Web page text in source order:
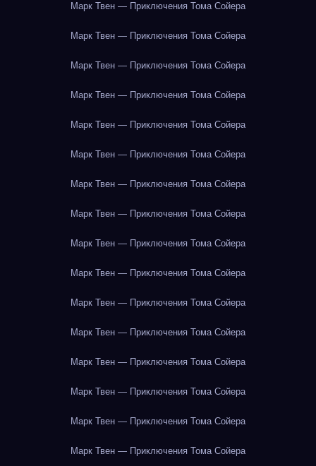
Марк Твен — Приключения Тома Сойера
Марк Твен — Приключения Тома Сойера
Марк Твен — Приключения Тома Сойера
Марк Твен — Приключения Тома Сойера
Марк Твен — Приключения Тома Сойера
Марк Твен — Приключения Тома Сойера
Марк Твен — Приключения Тома Сойера
Марк Твен — Приключения Тома Сойера
Марк Твен — Приключения Тома Сойера
Марк Твен — Приключения Тома Сойера
Марк Твен — Приключения Тома Сойера
Марк Твен — Приключения Тома Сойера
Марк Твен — Приключения Тома Сойера
Марк Твен — Приключения Тома Сойера
Марк Твен — Приключения Тома Сойера
Марк Твен — Приключения Тома Сойера